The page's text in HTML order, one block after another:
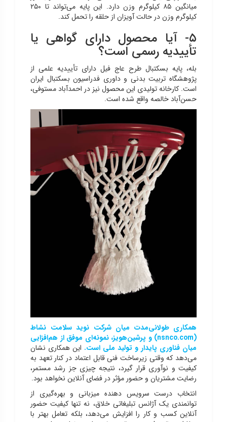
میانگین ۸۵ کیلوگرم وزن دارد. این پایه می‌تواند تا ۲۵۰
کیلوگرم وزن در حالت آویزان از حلقه را تحمل کند.
۵- آیا محصول دارای گواهی یا
تأییدیه رسمی است؟
بله، پایه بسکتبال طرح عاج فیل دارای تأییدیه علمی از
پژوهشگاه تربیت بدنی و داوری فدراسیون بسکتبال ایران
است. کارخانه تولیدی این محصول نیز در احمدآباد مستوفی،
حسن‌آباد خالصه واقع شده است.
همکاری طولانی‌مدت میان شرکت نوید سلامت نشاط
(nsnco.com)
و پرشین‌هویز، نمونه‌ای موفق از هم‌افزایی
میان فناوری پایدار و تولید ملی است. این همکاری نشان
می‌دهد که وقتی زیرساخت فنی قابل اعتماد در کنار تعهد به
کیفیت و نوآوری قرار گیرد، نتیجه چیزی جز رشد مستمر،
رضایت مشتریان و حضور مؤثر در فضای آنلاین نخواهد بود.
انتخاب درست سرویس‌ دهنده میزبانی و بهره‌گیری از
توانمندی یک آژانس تبلیغاتی خلاق، نه تنها کیفیت حضور
آنلاین کسب و کار را افزایش می‌دهد، بلکه تعامل بهتر با